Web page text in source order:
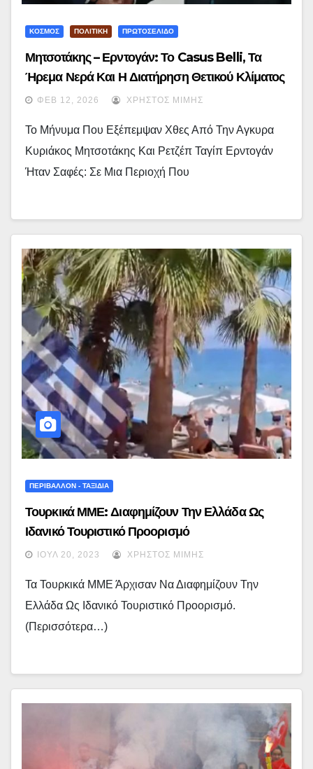
ΚΟΣΜΟΣ ΠΟΛΙΤΙΚΗ ΠΡΩΤΟΣΕΛΙΔΟ
Μητσοτάκης – Ερντογάν: Το Casus Belli, Τα
Ήρεμα Νερά Και Η Διατήρηση Θετικού Κλίματος
ΦΕΒ 12, 2026 ΧΡΉΣΤΟΣ ΜΊΜΗΣ
Το Μήνυμα Που Εξέπεμψαν Χθες Από Την Αγκυρα
Κυριάκος Μητσοτάκης Και Ρετζέπ Ταγίπ Ερντογάν
Ήταν Σαφές: Σε Μια Περιοχή Που
ΠΕΡΙΒΑΛΛΟΝ - ΤΑΞΙΔΙΑ
Τουρκικά ΜΜΕ: Διαφημίζουν Την Ελλάδα Ως
Ιδανικό Τουριστικό Προορισμό
ΙΟΎΛ 20, 2023 ΧΡΉΣΤΟΣ ΜΊΜΗΣ
Τα Τουρκικά ΜΜΕ Άρχισαν Να Διαφημίζουν Την
Ελλάδα Ως Ιδανικό Τουριστικό Προορισμό.
(περισσότερα…)